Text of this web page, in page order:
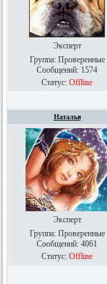
Эксперт
Группа: Проверенные
Сообщений: 1574
Статус: Offline
Наталья
Эксперт
Группа: Проверенные
Сообщений: 4061
Статус: Offline